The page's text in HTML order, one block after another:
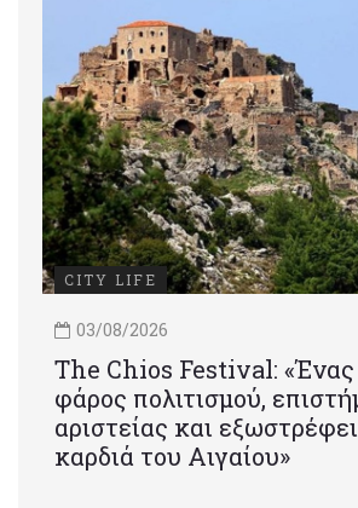
CITY LIFE
03/08/2026
Τhe Chios Festival:
φάρος πολιτισμού,
αριστείας και
καρδιά του Αιγαίου»